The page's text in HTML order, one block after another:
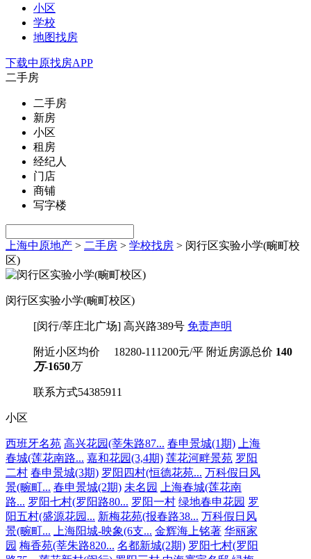
小区
学校
地图找房
下载中原找房APP
二手房
二手房
新房
小区
租房
经纪人
门店
商铺
写字楼
上海中原地产 > 二手房 > 学校找房 > 闵行区实验小学(畹町校
区)
闵行区实验小学(畹町校区)
[闵行/莘庄北广场] 高兴路389号 免责声明
附近小区均价 18280-111200元/平 附近房源总价 140
万-1650万
联系方式54385911
小区
西班牙名苑 高兴花园(莘朱路87... 春申景城(1期)
上海
春城(莲花南路... 嘉和花园(3,4期) 莲花河畔景苑 罗阳
二村 春申景城(3期) 罗阳四村(恒德花苑... 万科假日风
景(畹町... 春申景城(2期) 未名园
上海春城(莲花南
路... 罗阳七村(罗阳路80... 罗阳一村 绿地春申花园 罗
阳五村(盛源花园... 新梅花苑(报春路38... 万科假日风
景(畹町...
上海阳城-映象(6支... 金辉海上铭著 华丽家
园 梅香苑(莘朱路820... 名都新城(2期) 罗阳七村(罗阳